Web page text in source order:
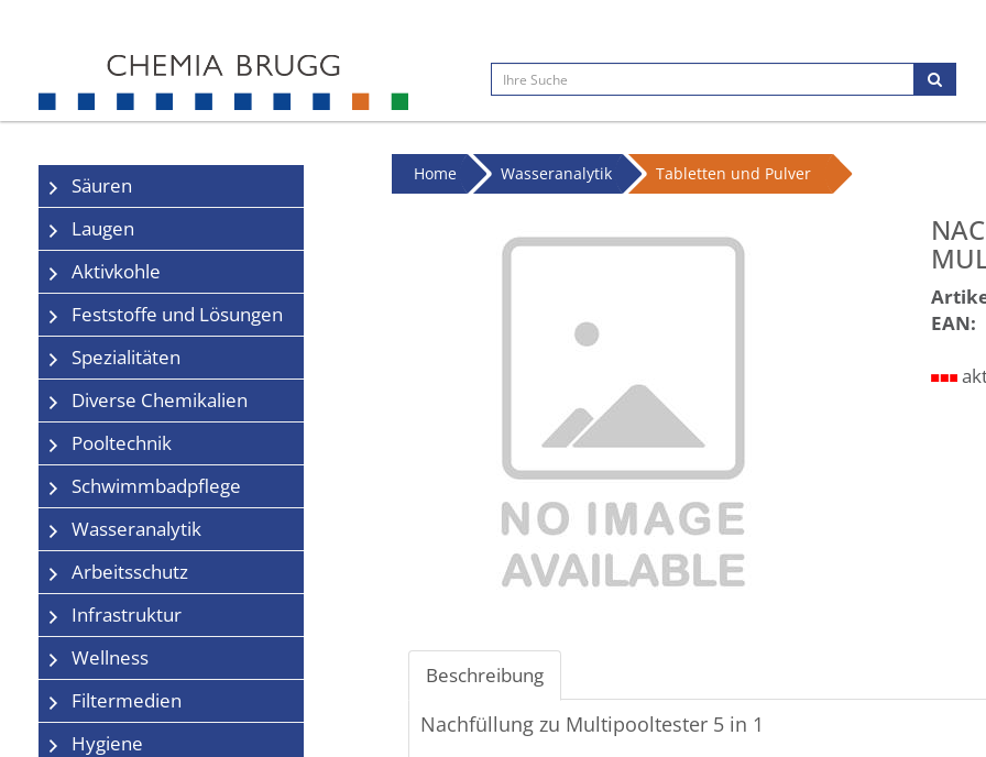
Säuren
Laugen
Aktivkohle
Feststoffe und Lösungen
Spezialitäten
Diverse Chemikalien
Pooltechnik
Schwimmbadpflege
Wasseranalytik
Arbeitsschutz
Infrastruktur
Wellness
Filtermedien
Hygiene
Home Wasseranalytik Tabletten und Pulver
EAN:
Beschreibung
Nachfüllung zu Multipooltester 5 in 1